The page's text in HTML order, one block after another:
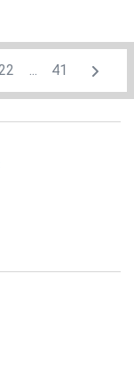
... 41